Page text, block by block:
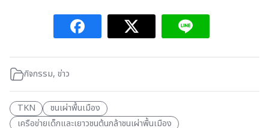
กิจกรรม, ข่าว
TKN
ชนเผ่าพื้นเมือง
เครือข่ายเด็กและเยาวชนต้นกล้าชนเผ่าพื้นเมือง